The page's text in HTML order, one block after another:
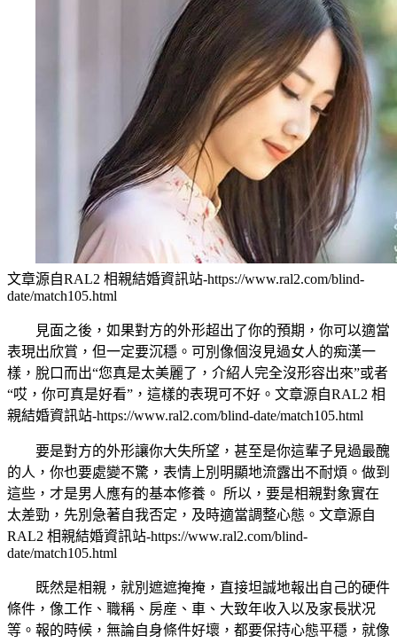
文章源自RAL2 相親結婚資訊站-https://www.ral2.com/blind-
date/match105.html
見面之後，如果對方的外形超出了你的預期，你可以適當
表現出欣賞，但一定要沉穩。可別像個沒見過女人的痴漢一
樣，脫口而出“您真是太美麗了，介紹人完全沒形容出來”或者
“哎，你可真是好看”，這樣的表現可不好。 文章源自RAL2 相
親結婚資訊站-https://www.ral2.com/blind-date/match105.html
要是對方的外形讓你大失所望，甚至是你這輩子見過最醜
的人，你也要處變不驚，表情上別明顯地流露出不耐煩。做到
這些，才是男人應有的基本修養。 所以，要是相親對象實在
太差勁，先別急著自我否定，及時適當調整心態。 文章源自
RAL2 相親結婚資訊站-https://www.ral2.com/blind-
date/match105.html
既然是相親，就別遮遮掩掩，直接坦誠地報出自己的硬件
條件，像工作、職稱、房産、車、大致年收入以及家長狀况
等。報的時候，無論自身條件好壞，都要保持心態平穩，就像